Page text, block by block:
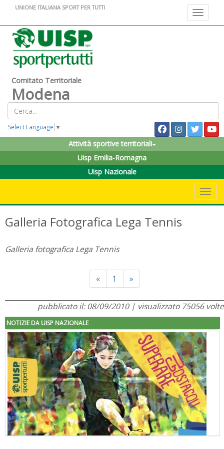
Toggle
UNIONE ITALIANA SPORT PER TUTTI
Comitato Territoriale
Modena
Select Language ▼
Attività sportive territoriali
Uisp Emilia-Romagna
Uisp Nazionale
Galleria Fotografica Lega Tennis
Galleria fotografica Lega Tennis
«Previous
1 »Next
pubblicato il: 08/09/2010 | visualizzato 75056 volte
NOTIZIE DA UISP NAZIONALE